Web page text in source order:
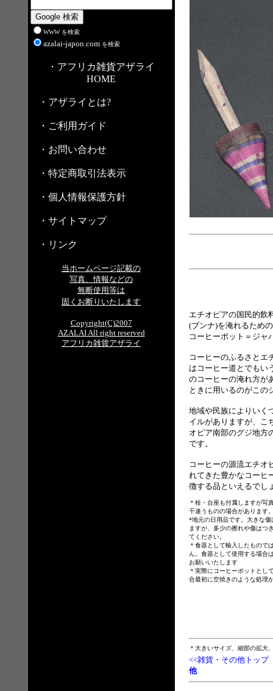
WWW を検索
azalai-japon.com を検索
・アフリカ雑貨アザライ
HOME
・アザライとは?
・ご利用ガイド
・お問い合わせ
・特定商取引法表示
・個人情報保護方針
・サイトマップ
・リンク
当ホームページ記載の
写真、情報などの
無断使用等は
固くお断りいたします
Copyright(C)2007
AZALAI All right reserved
アフリカ雑貨アザライ
エチオピアの国民的飲
(ブンナ)を淹れるための
コーヒーポット＝ジャ
コーヒーのふるさとエ
はコーヒー道とでもい
のコーヒーの淹れ方が
ときに用いるのがこの
地域や民族によりいく
イルがありますが、 こ
オピア南部のグジ地方
です。
コーヒーの源流エチオ
れてきた豊かなコーヒ
徴する品といえるでし
＊栓・台座も付属しますが写
干違うものの場合があります
*地元の日用品です。大きな傷
ますが、多少の擦れや傷はつ
てください。
＊食器として輸入したもので
ん。食器として使用する場合
お願いいたします
＊実際にコーヒーポットとし
合最初に空焼きのような処理
＊大きいサイズ、細部の拡大
<<雑貨・その他トップ
他